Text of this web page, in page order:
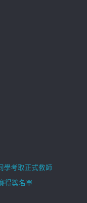
學考取正式教師
得獎名單